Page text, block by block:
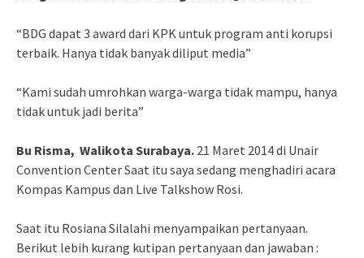
“BDG dapat 3 award dari KPK untuk program anti korupsi
terbaik. Hanya tidak banyak diliput media”
“Kami sudah umrohkan warga-warga tidak mampu, hanya
tidak untuk jadi berita”
Bu Risma, Walikota Surabaya. 21 Maret 2014 di Unair
Convention Center Saat itu saya sedang menghadiri acara
Kompas Kampus dan Live Talkshow Rosi.
Saat itu Rosiana Silalahi menyampaikan pertanyaan.
Berikut lebih kurang kutipan pertanyaan dan jawaban :